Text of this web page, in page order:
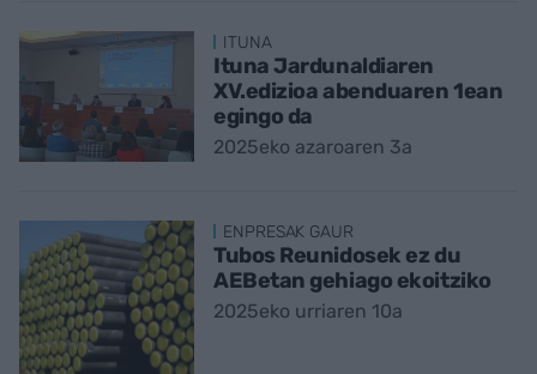
ITUNA
Ituna Jardunaldiaren
XV.edizioa abenduaren 1ean
egingo da
2025eko azaroaren 3a
ENPRESAK GAUR
Tubos Reunidosek ez du
AEBetan gehiago ekoitziko
2025eko urriaren 10a